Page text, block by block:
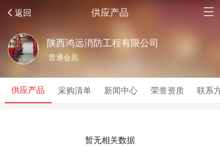
返回 供应产品
陕西鸿远消防工程有限公司
普通会员
供应产品 采购清单 新闻中心 荣誉资质 联系
暂无相关数据